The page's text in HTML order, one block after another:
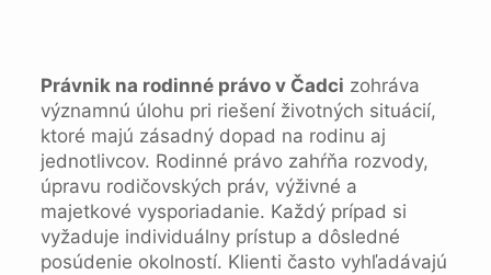
Právnik na rodinné právo v Čadci zohráva
významnú úlohu pri riešení životných situácií,
ktoré majú zásadný dopad na rodinu aj
jednotlivcov. Rodinné právo zahŕňa rozvody,
úpravu rodičovských práv, výživné a
majetkové vysporiadanie. Každý prípad si
vyžaduje individuálny prístup a dôsledné
posúdenie okolností. Klienti často vyhľadávajú